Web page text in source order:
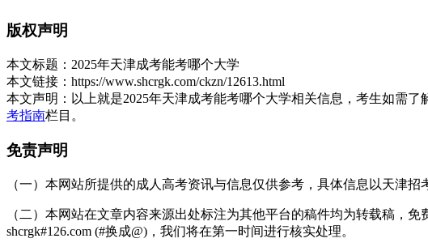
招生对象：适合教育行业从业者或希望转型教育领域的社会考生。
特色：以职业教育为特色，成人高考提供机械设计制造及其自动化、汽
招生对象：面向技术技能型人才及职业教育相关从业者。
三、财经类院校
招生对象：适合财经领域从业者或希望提升管理能力的考生。
版权声明
本文标题： 2025年天津成考能考哪个大学
本文链接： https://www.shcrgk.com/ckzn/12613.html
本文声明： 以上就是2025年天津成考能考哪个大学相关信息，考生如需
考指南栏目。
免责声明
（一）本网站所提供的成人高考资讯与信息仅供参考，具体信息以天津招
（二）本网站在文章内容来源出处标注为其他平台的稿件均为转载稿，
shcrgk#126.com (#换成@)，我们将在第一时间进行核实处理。